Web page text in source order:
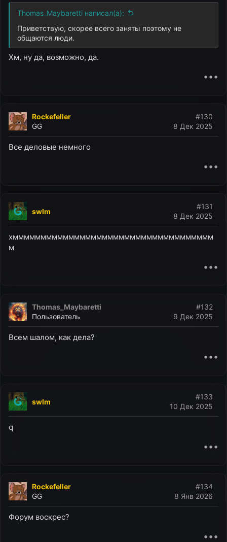
Thomas_Maybaretti написал(а):
Приветствую, скорее всего заняты поэтому не
общаются люди.
Хм, ну да, возможно, да.
•••
Rockefeller
GG
8 Дек 2025
#130
Все деловые немного
•••
swlm
8 Дек 2025
#131
хмммммммммммммммммммммммммммммммммммм
м
•••
Thomas_Maybaretti
Пользователь
9 Дек 2025
#132
Всем шалом, как дела?
•••
swlm
10 Дек 2025
#133
q
•••
Rockefeller
GG
8 Янв 2026
#134
Форум воскрес?
•••